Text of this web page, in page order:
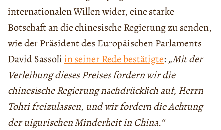
internationalen Willen wider, eine starke
Botschaft an die chinesische Regierung zu senden,
wie der Präsident des Europäischen Parlaments
David Sassoli in seiner Rede bestätigte: „Mit der
Verleihung dieses Preises fordern wir die
chinesische Regierung nachdrücklich auf, Herrn
Tohti freizulassen, und wir fordern die Achtung
der uigurischen Minderheit in China.“